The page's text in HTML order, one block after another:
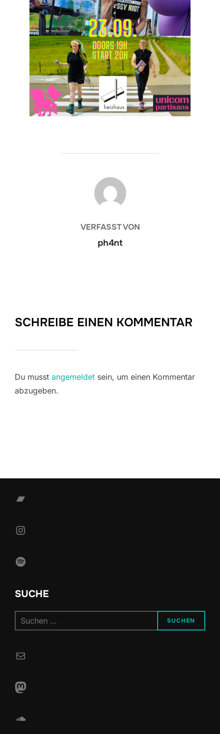
BEITRAGSAUTOR
VERFASST VON
ph4nt
SCHREIBE EINEN KOMMENTAR
Du musst angemeldet sein, um einen Kommentar
abzugeben.
Bandcamp
Instagram
Spotify
SUCHE
nach:
SUCHEN
E-Mail
Mastodon
SoundCloud